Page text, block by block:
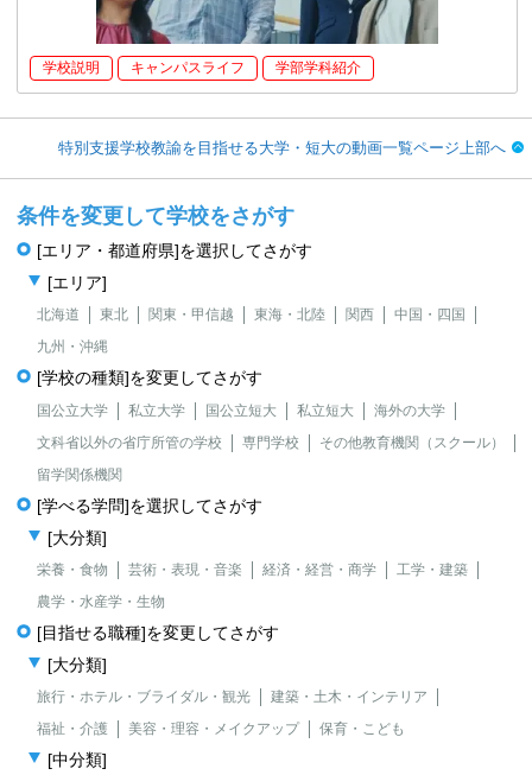
学校説明 キャンパスライフ 学部学科紹介
特別支援学校教諭を目指せる大学・短大の動画一覧ページ上部へ
条件を変更して学校をさがす
[エリア・都道府県]を選択してさがす
[エリア]
北海道 東北 関東・甲信越 東海・北陸 関西
中国・四国
九州・沖縄
[学校の種類]を変更してさがす
国公立大学 私立大学 国公立短大 私立短大
海外の大学
文科省以外の省庁所管の学校
専門学校
その他教育機関（スクール）
留学関係機関
[学べる学問]を選択してさがす
[大分類]
栄養・食物 芸術・表現・音楽 経済・経営・商学
工学・建築
農学・水産学・生物
[目指せる職種]を変更してさがす
[大分類]
旅行・ホテル・ブライダル・観光
建築・土木・インテリア
福祉・介護
美容・理容・メイクアップ 保育・こども
[中分類]